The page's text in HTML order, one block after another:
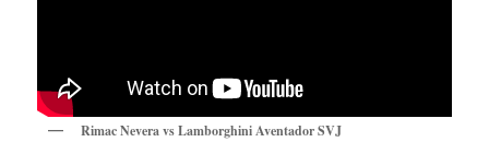
Rimac Nevera vs Lamborghini Aventador SVJ